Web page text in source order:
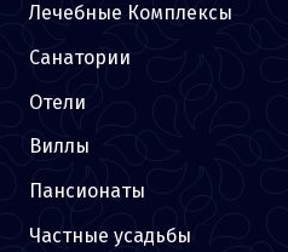
Лечебные Комплексы
Санатории
Отели
Виллы
Пансионаты
Частные усадьбы